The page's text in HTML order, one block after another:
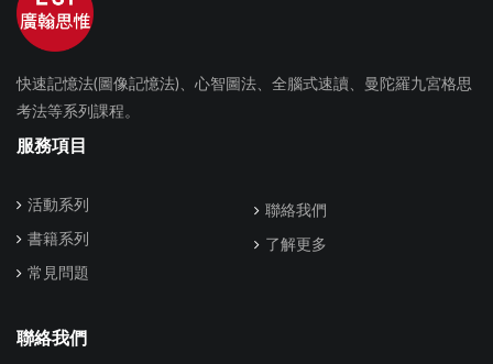
快速記憶法(圖像記憶法)、心智圖法、全腦式速讀、曼陀羅九宮格思
考法等系列課程。
服務項目
活動系列
書籍系列
常見問題
聯絡我們
了解更多
聯絡我們